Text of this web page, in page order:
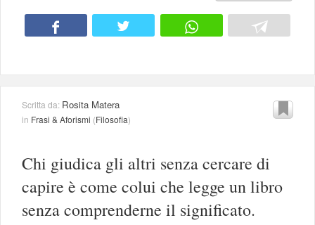
Scritta da: Rosita Matera
in Frasi & Aforismi (Filosofia)
Chi giudica gli altri senza cercare di
capire è come colui che legge un libro
senza comprenderne il significato.